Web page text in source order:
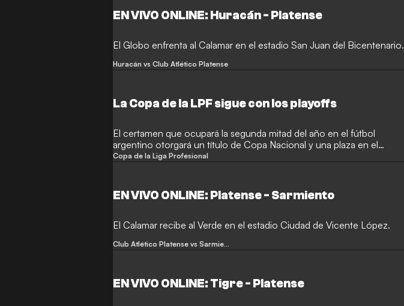
EN VIVO ONLINE: Huracán - Platense
El Globo enfrenta al Calamar en el estadio San Juan del Bicentenario.
Huracán vs Club Atlético Platense
La Copa de la LPF sigue con los playoffs
El certamen que ocupará la segunda mitad del año en el fútbol
argentino otorgará un título de Copa Nacional y una plaza en el
Trofeo de Campeones.
Copa de la Liga Profesional
EN VIVO ONLINE: Platense - Sarmiento
El Calamar recibe al Verde en el estadio Ciudad de Vicente López.
Club Atlético Platense vs Sarmiento
EN VIVO ONLINE: Tigre - Platense